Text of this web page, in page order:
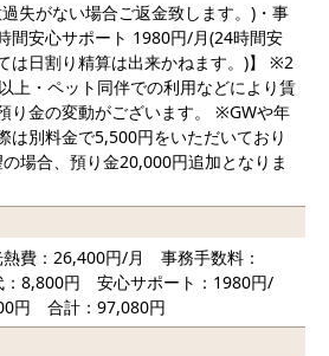
過失がない場合ご返金致します。)・事
間安心サポート 1980円/月(24時間安
は日割り精算は出来かねます。)】 ※2
上・ペット同伴での利用などにより賃
り金の変動がございます。 ※GWや年
は別料金で5,500円をいただいており
場合、預り金20,000円追加となりま
費：26,400円/月 事務手数料：
8,800円 安心サポート：1980円/
円 合計：97,080円